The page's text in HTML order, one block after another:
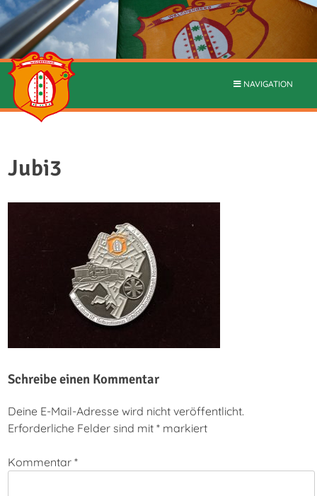
NAVIGATION
Jubi3
Schreibe einen Kommentar
Deine E-Mail-Adresse wird nicht veröffentlicht.
Erforderliche Felder sind mit* markiert
Kommentar*